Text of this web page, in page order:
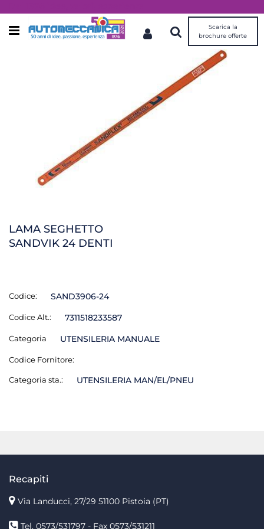
Open menu
Scarica la
brochure offerte
LAMA SEGHETTO
SANDVIK 24 DENTI
Codice: SAND3906-24
Codice Alt.: 7311518233587
Categoria UTENSILERIA MANUALE
Codice Fornitore:
Categoria sta.: UTENSILERIA MAN/EL/PNEU
Recapiti
Via Landucci, 27/29 51100 Pistoia (PT)
Tel. 0573/531797 - Fax 0573/531211